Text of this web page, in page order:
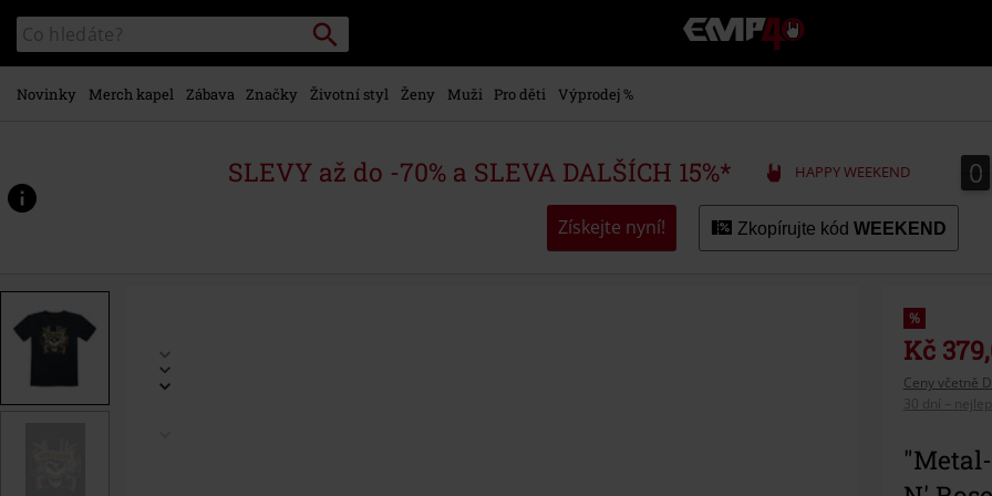
hlavnímu
obsahu
Katalog
vyhledávání
Vyhledávání
EMP
-
Hudba,
Merch
hráče,
Alternativní
Novinky Merch kapel Zábava Značky Životní styl Ženy Muži Pro děti Výprodej %
SLEVY až do -70% a SLEVA DALŠÍCH 15%* HAPPY WEEKEND 0
0
Získejte nyní! Zkopírujte kód WEEKEND
www.emp-
p/metal-
%
Kč
Ceny včetně
30 dní –